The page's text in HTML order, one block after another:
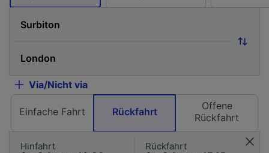
Via/Nicht via
Einfache Fahrt Rückfahrt
Offene
Rückfahrt
Hinfahrt Rückfahrt